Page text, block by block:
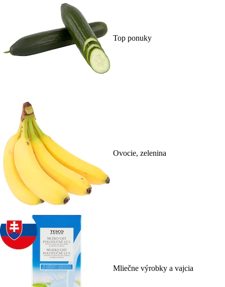
Top ponuky
Ovocie, zelenina
Mliečne výrobky a vajcia